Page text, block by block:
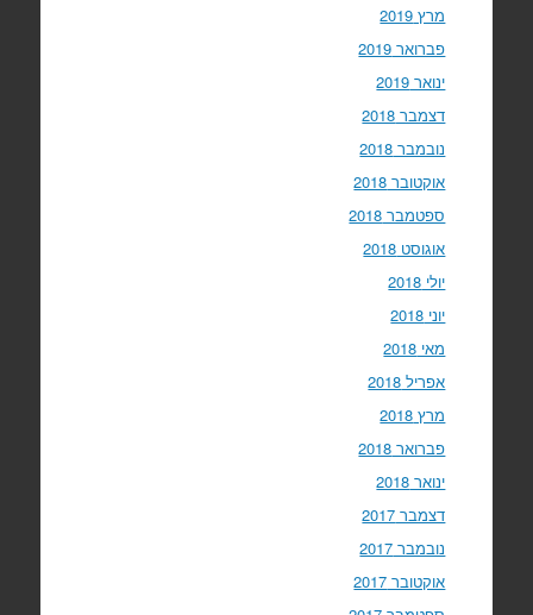
מרץ 2019
פברואר 2019
ינואר 2019
דצמבר 2018
נובמבר 2018
אוקטובר 2018
ספטמבר 2018
אוגוסט 2018
יולי 2018
יוני 2018
מאי 2018
אפריל 2018
מרץ 2018
פברואר 2018
ינואר 2018
דצמבר 2017
נובמבר 2017
אוקטובר 2017